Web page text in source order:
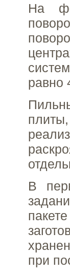
На
равно
В
при